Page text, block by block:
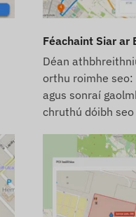
Féachaint Siar ar
Déan
orthu roimhe
agus sonraí
chruthú dóibh